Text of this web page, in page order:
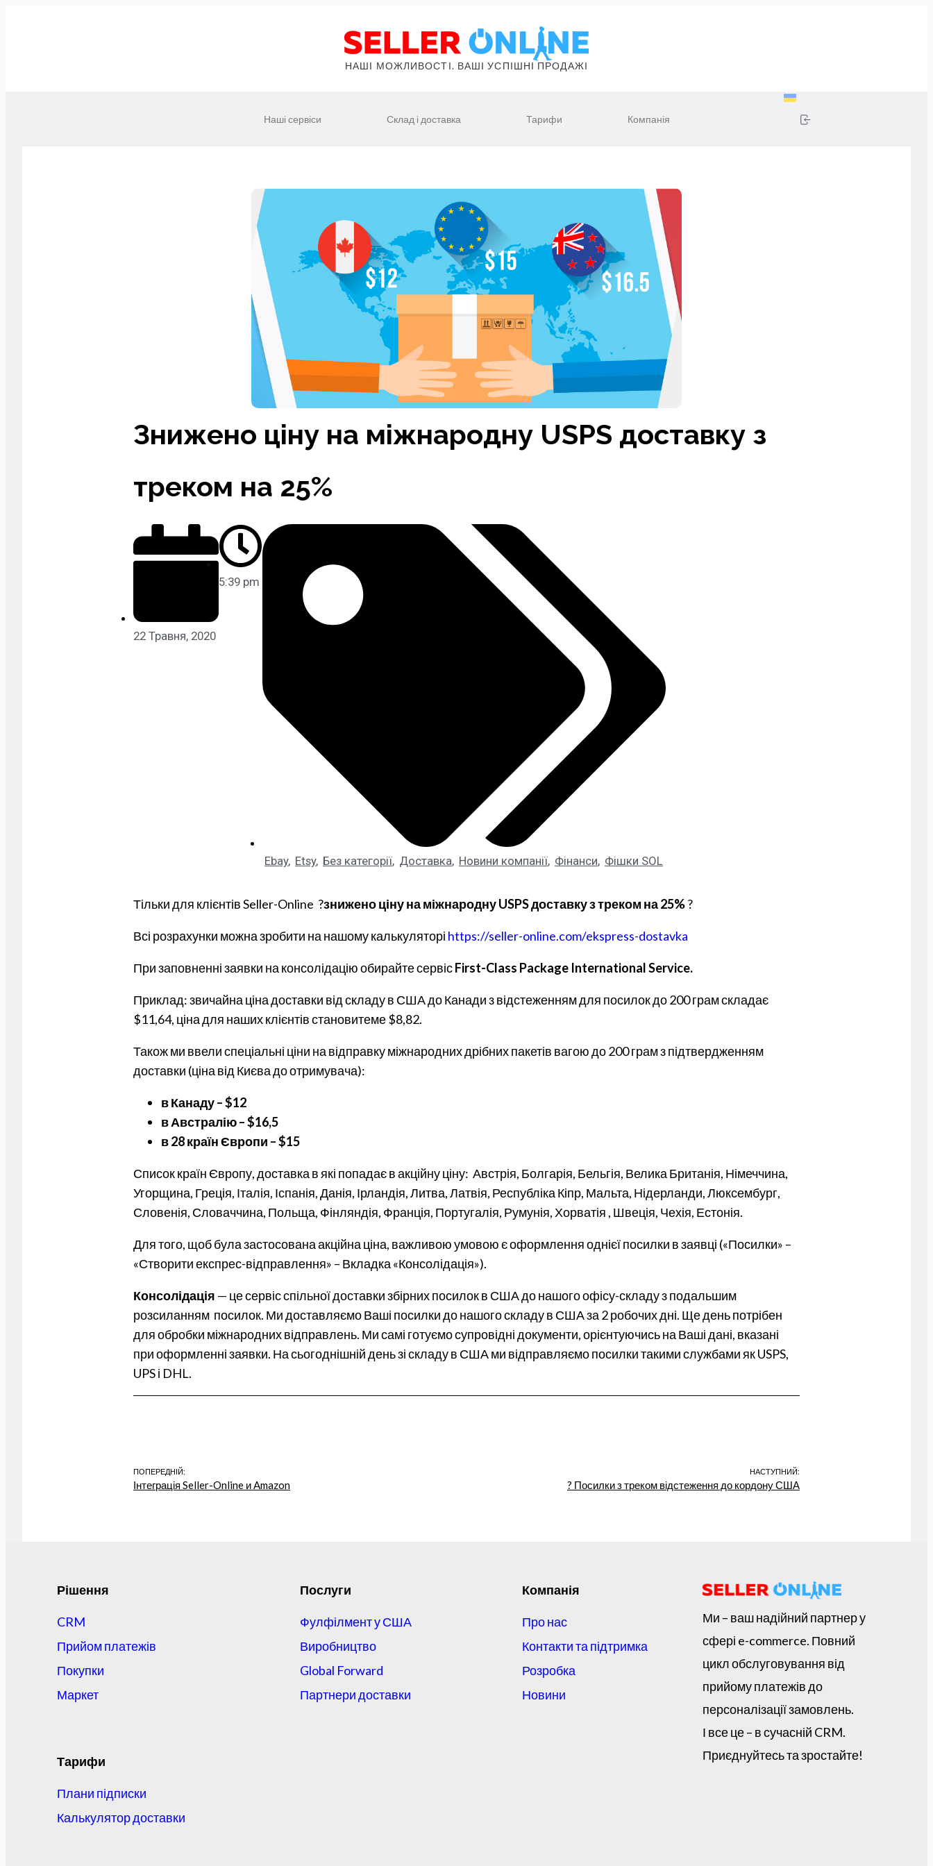
НАШІ МОЖЛИВОСТІ. ВАШІ УСПІШНІ ПРОДАЖІ
Наші сервіси Склад і доставка Тарифи Компанія
Знижено ціну на міжнародну USPS доставку з
треком на 25%
22 Травня, 2020
5:39 pm
Ebay, Etsy, Без категорії, Доставка, Новини компанії, Фінанси, Фішки SOL
Тільки для клієнтів Seller-Online ?знижено ціну на міжнародну USPS доставку з треком на 25%?
Всі розрахунки можна зробити на нашому калькуляторі https://seller-online.com/ekspress-dostavka
При заповненні заявки на консолідацію обирайте сервісFirst-Class Package International Service.
Приклад: звичайна ціна доставки від складу в США до Канади з відстеженням для посилок до 200 грам складає
$11,64, ціна для наших клієнтів становитеме $8,82.
Також ми ввели спеціальні ціни на відправку міжнародних дрібних пакетів вагою до 200 грам з підтвердженням
доставки (ціна від Києва до отримувача):
в Канаду – $12
в Австралію – $16,5
в 28 країн Європи – $15
Список країн Європу, доставка в які попадає в акційну ціну: Австрія, Болгарія, Бельгія, Велика Британія, Німеччина,
Угорщина, Греція, Італія, Іспанія, Данія, Ірландія, Литва, Латвія, Республіка Кіпр, Мальта, Нідерланди, Люксембург,
Словенія, Словаччина, Польща, Фінляндія, Франція, Португалія, Румунія, Хорватія , Швеція, Чехія, Естонія.
Для того, щоб була застосована акційна ціна, важливою умовою є оформлення однієї посилки в заявці («Посилки» –
«Створити експрес-відправлення» – Вкладка «Консолідація»).
Консолідація — це сервіс спільної доставки збірних посилок в США до нашого офісу-складу з подальшим
розсиланням посилок. Ми доставляємо Ваші посилки до нашого складу в США за 2 робочих дні. Ще день потрібен
для обробки міжнародних відправлень. Ми самі готуємо супровідні документи, орієнтуючись на Ваші дані, вказані
при оформленні заявки. На сьогоднішній день зі складу в США ми відправляємо посилки такими службами як USPS,
UPS і DHL.
ПОПЕРЕДНІЙ:
Інтеграція Seller-Online и Amazon
НАСТУПНИЙ:
? Посилки з треком відстеження до кордону США
Рішення
CRM
Прийом платежів
Покупки
Маркет
Тарифи
Плани підписки
Калькулятор доставки
Послуги
Фулфілмент у США
Виробництво
Global Forward
Партнери доставки
Компанія
Про нас
Контакти та підтримка
Розробка
Новини
Ми – ваш надійний партнер у
сфері e-commerce. Повний
цикл обслуговування від
прийому платежів до
персоналізації замовлень.
І все це – в сучасній CRM.
Приєднуйтесь та зростайте!